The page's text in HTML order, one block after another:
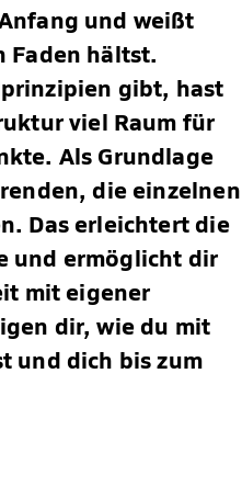
und weißt
Faden hältst.
gibt, hast
viel Raum für
Als Grundlage
die einzelnen
Das erleichtert die
und ermöglicht dir
mit eigener
dir, wie du mit
und dich bis zum